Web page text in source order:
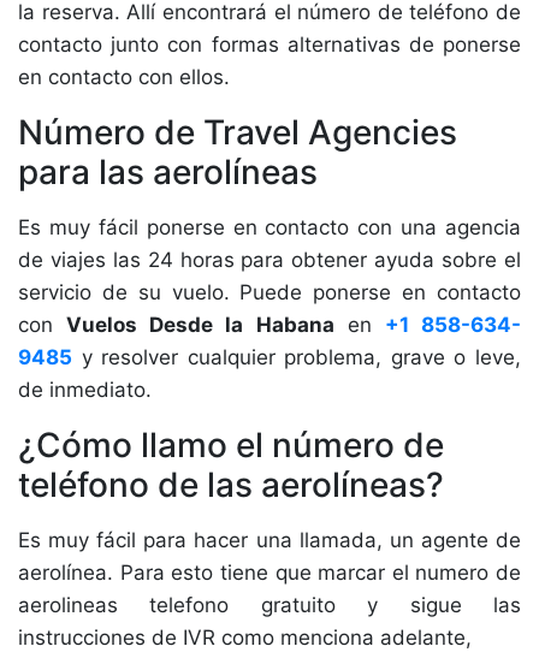
la reserva. Allí encontrará el número de teléfono de
contacto junto con formas alternativas de ponerse
en contacto con ellos.
Número de Travel Agencies
para las aerolíneas
Es muy fácil ponerse en contacto con una agencia
de viajes las 24 horas para obtener ayuda sobre el
servicio de su vuelo. Puede ponerse en contacto
conVuelos Desde la Habana en +1 858-634-
9485 y resolver cualquier problema, grave o leve,
de inmediato.
¿Cómo llamo el número de
teléfono de las aerolíneas?
Es muy fácil para hacer una llamada, un agente de
aerolínea. Para esto tiene que marcar el numero de
aerolineas telefono gratuito y sigue las
instrucciones de IVR como menciona adelante,